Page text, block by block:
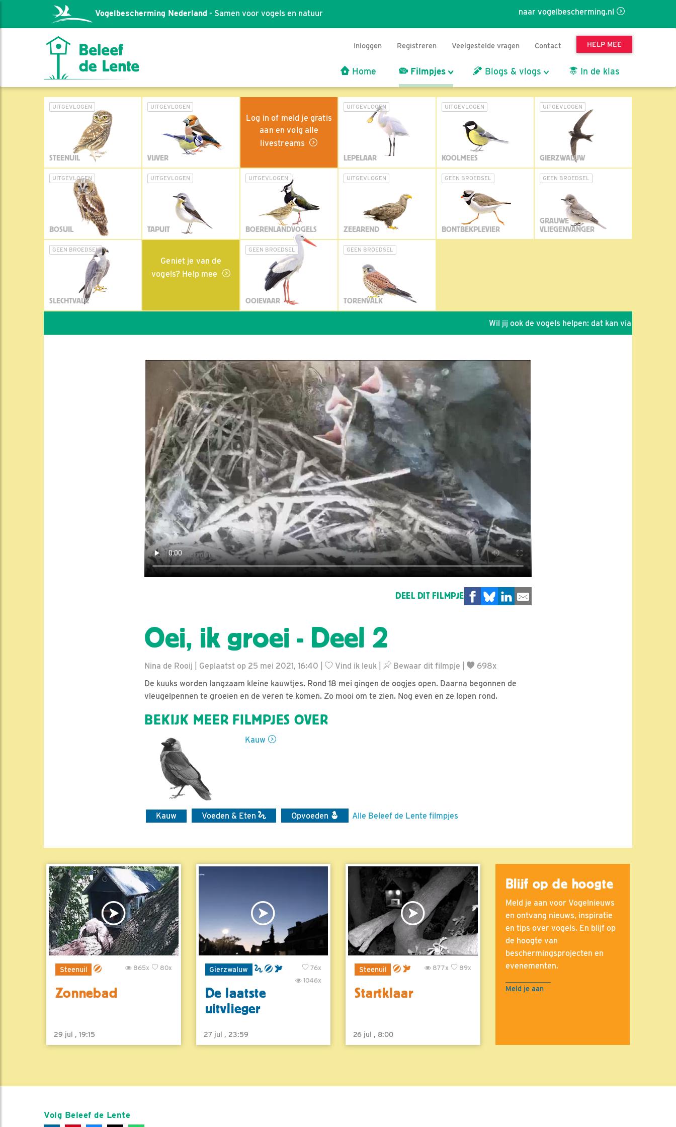
naar vogelbescherming.nl
Vogelbescherming Nederland - Samen voor vogels en natuur
Inloggen Registreren Veelgestelde vragen Contact HELP MEE
Home Filmpjes Blogs & vlogs In de klas
UITGEVLOGEN
STEENUIL
UITGEVLOGEN
VIJVER
Log in of meld je gratis
aan en volg alle
livestreams
UITGEVLOGEN
LEPELAAR
UITGEVLOGEN
KOOLMEES
UITGEVLOGEN
GIERZWALUW
UITGEVLOGEN
BOSUIL
UITGEVLOGEN
TAPUIT
UITGEVLOGEN
BOERENLANDVOGELS
UITGEVLOGEN
ZEEAREND
GEEN BROEDSEL
BONTBEKPLEVIER
GEEN BROEDSEL
GRAUWE
VLIEGENVANGER
GEEN BROEDSEL
SLECHTVALK
Geniet je van de
vogels? Help mee
GEEN BROEDSEL
OOIEVAAR
GEEN BROEDSEL
TORENVALK
Wil jij ook de vogels helpen: dat kan via de link!
DEEL DIT FILMPJE
Oei, ik groei - Deel 2
Nina de Rooij | Geplaatst op 25 mei 2021, 16:40 | Vind ik leuk Bewaar dit filmpje
698x
De kuuks worden langzaam kleine kauwtjes. Rond 18 mei gingen de oogjes open. Daarna begonnen de
vleugelpennen te groeien en de veren te komen. Zo mooi om te zien. Nog even en ze lopen rond.
BEKIJK MEER FILMPJES OVER
Kauw
Kauw Voeden & Eten Opvoeden Alle Beleef de Lente filmpjes
Steenuil 80x
865x
Zonnebad
29 jul , 19:15
Gierzwaluw
76x
1046x
De laatste
uitvlieger
27 jul , 23:59
Steenuil 89x
877x
Startklaar
26 jul , 8:00
Blijf op de hoogte
Meld je aan voor Vogelnieuws
en ontvang nieuws, inspiratie
en tips over vogels. En blijf op
de hoogte van
beschermingsprojecten en
evenementen.
Meld je aan
Volg Beleef de Lente